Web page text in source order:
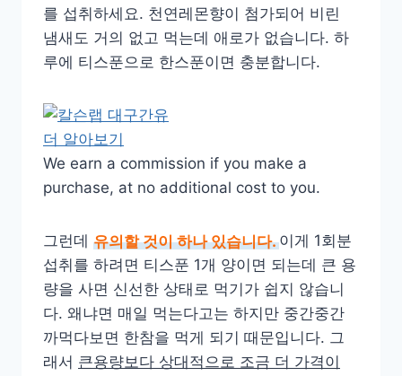
를 섭취하세요. 천연레몬향이 첨가되어 비린
냄새도 거의 없고 먹는데 애로가 없습니다. 하
루에 티스푼으로 한스푼이면 충분합니다.
더 알아보기
We earn a commission if you make a
purchase, at no additional cost to you.
그런데 유의할 것이 하나 있습니다.이게 1회분
섭취를 하려면 티스푼 1개 양이면 되는데 큰 용
량을 사면 신선한 상태로 먹기가 쉽지 않습니
다. 왜냐면 매일 먹는다고는 하지만 중간중간
까먹다보면 한참을 먹게 되기 때문입니다. 그
래서 큰용량보다 상대적으로 조금 더 가격이